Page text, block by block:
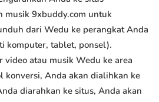
musik 9xbuddy.com untuk
dari Wedu ke perangkat Anda
komputer, tablet, ponsel).
video atau musik Wedu ke area
konversi, Anda akan dialihkan ke
diarahkan ke situs, Anda akan